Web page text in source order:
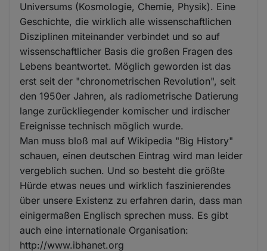
Universums (Kosmologie, Chemie, Physik). Eine
Geschichte, die wirklich alle wissenschaftlichen
Disziplinen miteinander verbindet und so auf
wissenschaftlicher Basis die großen Fragen des
Lebens beantwortet. Möglich geworden ist das
erst seit der "chronometrischen Revolution", seit
den 1950er Jahren, als radiometrische Datierung
lange zurückliegender komischer und irdischer
Ereignisse technisch möglich wurde.
Man muss bloß mal auf Wikipedia "Big History"
schauen, einen deutschen Eintrag wird man leider
vergeblich suchen. Und so besteht die größte
Hürde etwas neues und wirklich faszinierendes
über unsere Existenz zu erfahren darin, dass man
einigermaßen Englisch sprechen muss. Es gibt
auch eine internationale Organisation:
http://www.ibhanet.org